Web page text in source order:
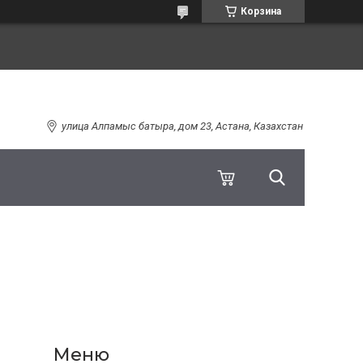
Корзина
улица Алпамыс батыра, дом 23, Астана, Казахстан